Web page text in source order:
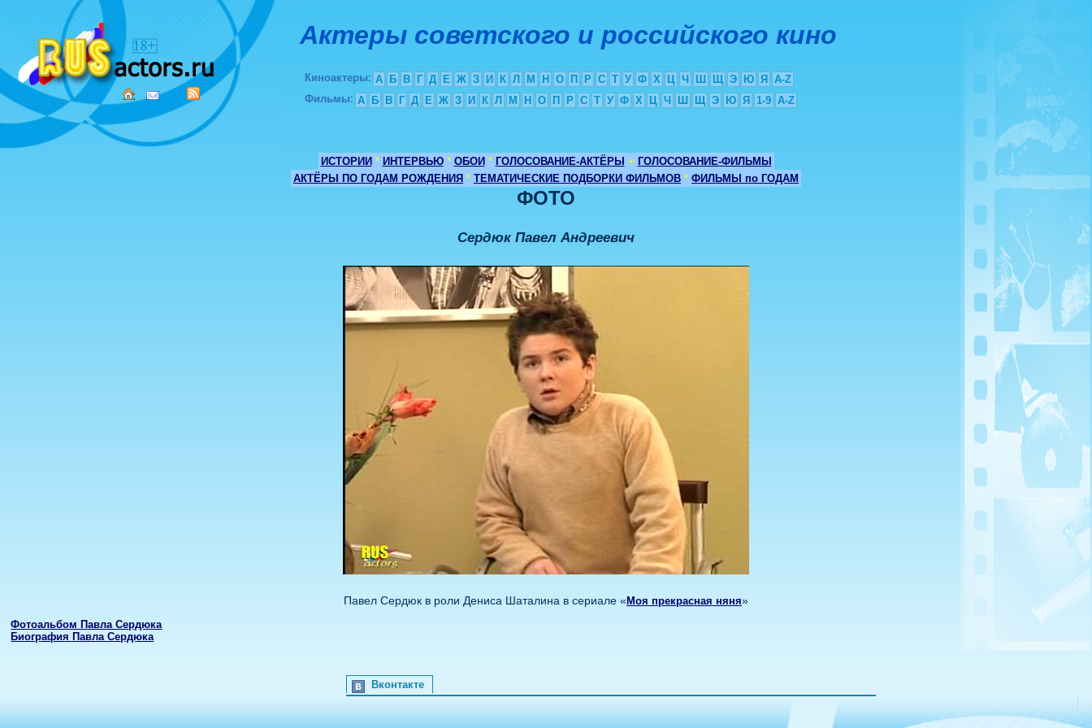
Актеры советского и российского кино
Киноактеры: А Б В Г Д Е Ж З И К Л М Н О П Р С Т У Ф Х Ц Ч Ш Щ Э Ю Я
A-Z
Фильмы: А Б В Г Д Е Ж З И К Л М Н О П Р С Т У Ф Х Ц Ч Ш Щ Э Ю Я 1-9 A-Z
ИСТОРИИ * ИНТЕРВЬЮ * ОБОИ * ГОЛОСОВАНИЕ-АКТЁРЫ + ГОЛОСОВАНИЕ-ФИЛЬМЫ
АКТЁРЫ ПО ГОДАМ РОЖДЕНИЯ * ТЕМАТИЧЕСКИЕ ПОДБОРКИ ФИЛЬМОВ * ФИЛЬМЫ по ГОДАМ
ФОТО
Сердюк Павел Андреевич
Павел Сердюк в роли Дениса Шаталина в сериале « Моя прекрасная няня»
Фотоальбом Павла Сердюка
Биография Павла Сердюка
Вконтакте